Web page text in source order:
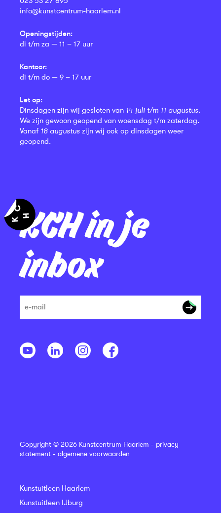
KCH in je
inbox
info@kunstcentrum-haarlem.nl
Openingstijden:
di t/m za — 11 – 17 uur
Kantoor:
di t/m do — 9 – 17 uur
Let op:
Dinsdagen zijn wij gesloten van 14 juli t/m 11 augustus.
We zijn gewoon geopend van woensdag t/m zaterdag.
Vanaf 18 augustus zijn wij ook op dinsdagen weer
geopend.
Copyright © 2026 Kunstcentrum Haarlem - privacy
statement - algemene voorwaarden
Kunstuitleen Haarlem
Kunstuitleen IJburg